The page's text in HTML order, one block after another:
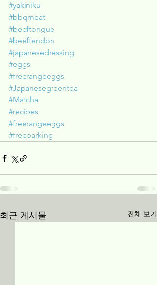
#yakiniku
#bbqmeat
#beeftongue
#beeftendon
#japanesedressing
#eggs
#freerangeeggs
#Japanesegreentea
#Matcha
#recipes
#freerangeeggs
#freeparking
최근 게시물 전체 보기